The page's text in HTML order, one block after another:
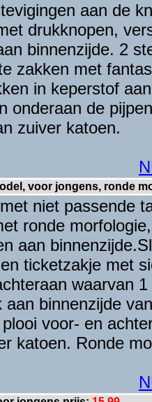
aan de
drukknopen,
binnenzijde. 2
zakken met
in keperstof
onderaan de
zuiver katoen.
voor jongens, ronde
niet passende
ronde
aan
ticketzakje met
waarvan
aan binnenzijde
voor- en
katoen. Ronde